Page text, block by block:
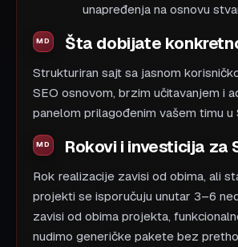
unapređenja na osnovu
Šta dobijate
Strukturiran sajt sa jasnom
SEO osnovom, brzim učitavanjem i
panelom prilagođenim vašem timu u
Rokovi i investicija za
Rok realizacije zavisi od obima, ali
projekti se isporučuju unutar 3–6
zavisi od obima projekta,
nudimo generičke pakete bez